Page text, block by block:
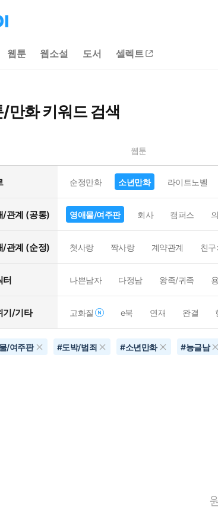
웹툰 웹소설 도서 셀렉트
/만화 키워드 검색
웹툰
순정만화 소년만화 라이트노벨
/관계 (공통) 영애물/여주판 회사 캠퍼스
/관계 (순정) 첫사랑 짝사랑 계약관계 친
터 나쁜남자 다정남 왕족/귀족
기/기타 고화질 e북 연재 완결
/여주판 #도박/범죄 #소년만화 #능글남